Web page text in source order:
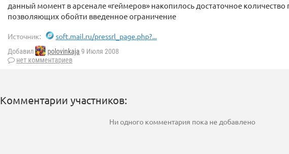
данный момент в арсенале «геймеров» накопилось достаточное
позволяющих обойти введенное ограничение
Источник: soft.mail.ru/pressrl_page.php?...
Добавил polovinkaja 9 Июля 2008
нет комментариев
Комментарии участников:
Ни одного комментария пока не добавлено